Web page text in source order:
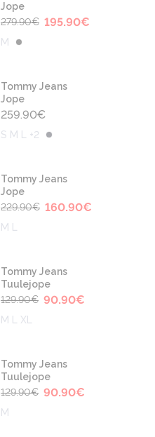
Jope
279.90€ 195.90€
M
Tommy Jeans
Jope
259.90€
S M L +2
Tommy Jeans
Jope
229.90€ 160.90€
M L
Tommy Jeans
Tuulejope
129.90€ 90.90€
M L XL
Tommy Jeans
Tuulejope
129.90€ 90.90€
M